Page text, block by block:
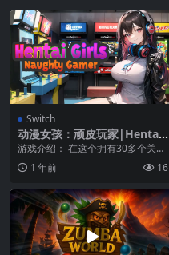
Switch
动漫女孩：顽皮玩家|Hentai
Girls: Naughty Gamer中文
游戏介绍： 在这个拥有30多个关卡
的轻松益智游戏中，你可以完成各
种关于可爱动漫女...
1 年前 16